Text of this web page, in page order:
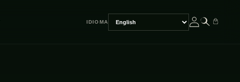
IDIOMA
Escolher